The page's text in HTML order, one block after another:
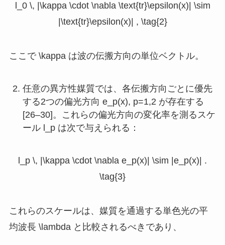
l_0 \, |\kappa \cdot \nabla \text{tr}\epsilon(x)| \sim
|\text{tr}\epsilon(x)| , \tag{2}
ここで \kappaは波の伝搬方向の単位ベクトル。
任意の異方性媒質では、各伝搬方向ごとに優先
する2つの偏光方向 e_p(x), p=1,2 が存在する
[26–30]。これらの偏光方向の変化率を測るスケ
ール
l_pは次で与えられる：
l_p \, |\kappa \cdot \nabla e_p(x)| \sim |e_p(x)| .
\tag{3}
これらのスケールは、媒質を通過する単色光の平
均波長 \lambda と比較されるべきであり、